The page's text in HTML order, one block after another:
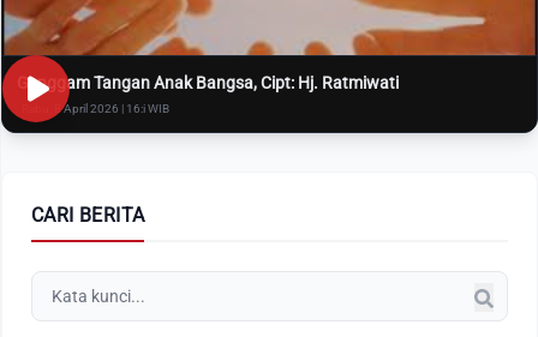
Genggam Tangan Anak Bangsa, Cipt: Hj. Ratmiwati
Rabu, 8 April 2026 | 16:i WIB
CARI BERITA